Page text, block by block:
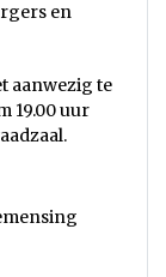
en
aanwezig te
19.00 uur